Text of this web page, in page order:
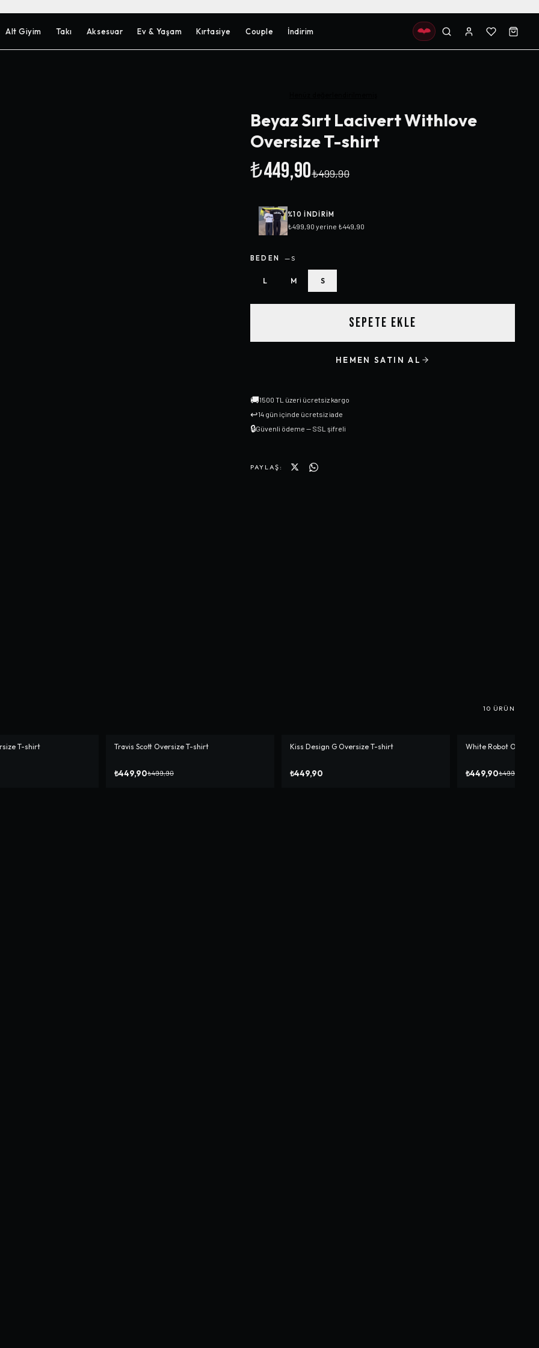
Alt Giyim Takı Aksesuar Ev & Yaşam Kırtasiye Couple İndirim
Beyaz Sırt Lacivert Withlove
Oversize T-shirt
₺449,90₺499,90
%10 INDIRIM
₺499,90 yerine ₺449,90
BEDEN —S
L M S
SEPETE EKLE
HEMEN SATIN AL
🚚1500 TL üzeri ücretsiz kargo
↩14 gün içinde ücretsiz iade
🔒Güvenli ödeme — SSL şifreli
PAYLAŞ:
10 ÜRÜN
T-shirt -%10
Travis Scott Oversize T-shirt
₺449,90₺499,90
Kiss Design G Oversize T-shirt
₺449,90
-%10
White Robot
₺449,90₺499,90